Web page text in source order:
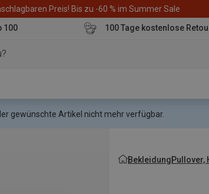
Preis! Bis zu -60 % im Summer Sale
100
100 Tage kostenlose
gewünschte Artikel nicht mehr verfügbar.
BekleidungPullover,